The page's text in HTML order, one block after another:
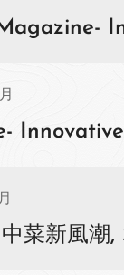
菜新風潮